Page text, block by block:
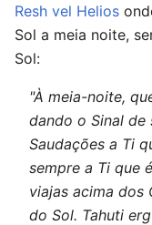
Resh vel Helios
Sol a meia noite,
Sol:
"À meia-noite,
dando o Sinal de
Saudações a Ti
sempre a Ti que
viajas acima dos
do Sol. Tahuti